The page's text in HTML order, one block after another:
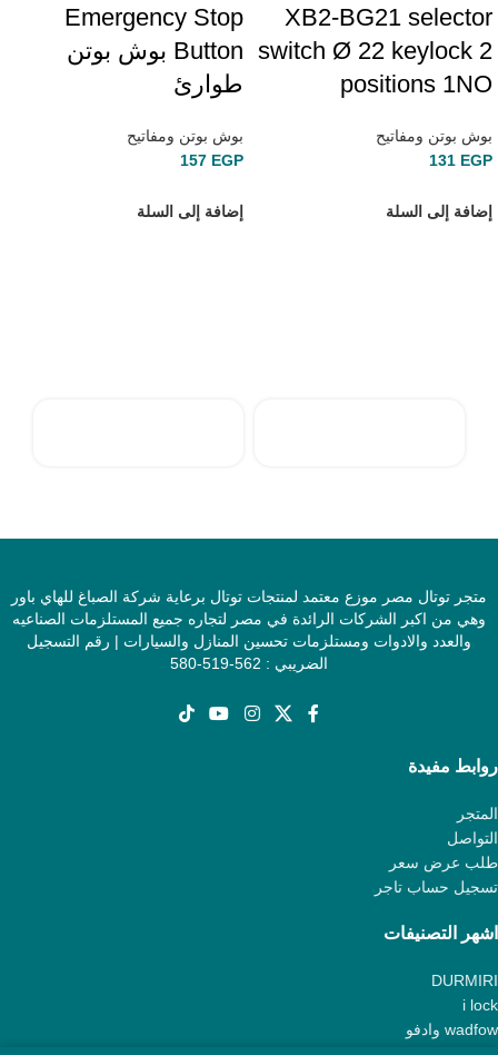
XB2-BG21 selector
switch Ø 22 keylock 2
positions 1NO
بوش بوتن ومفاتيح
131 EGP
إضافة إلى السلة
Emergency Stop
Button بوش بوتن
طوارئ
بوش بوتن ومفاتيح
157 EGP
إضافة إلى السلة
متجر توتال مصر موزع معتمد لمنتجات توتال برعاية شركة الصباغ للهاي باور
وهي من اكبر الشركات الرائدة في مصر لتجاره جميع المستلزمات الصناعيه
والعدد والادوات ومستلزمات تحسين المنازل والسيارات | رقم التسجيل
الضريبي : 562-519-580
روابط مفيدة
المتجر
التواصل
طلب عرض سعر
تسجيل حساب تاجر
اشهر التصنيفات
DURMIRI
i lock
wadfow وادفو